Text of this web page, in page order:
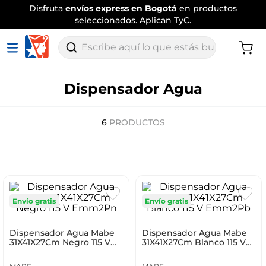
Disfruta envíos express en Bogotá en productos
seleccionados. Aplican TyC.
Escribe aquí lo que estás buscando
Dispensador Agua
6 PRODUCTOS
Envío gratis
Dispensador Agua Mabe
31X41X27Cm Negro 115 V
Envío gratis
Dispensador Agua Mabe
31X41X27Cm Blanco 115 V